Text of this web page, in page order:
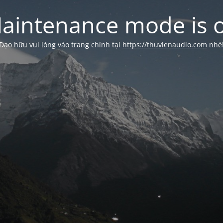
mode is
hữu vui lòng vào trang chính tại https://thuvienaudio.com